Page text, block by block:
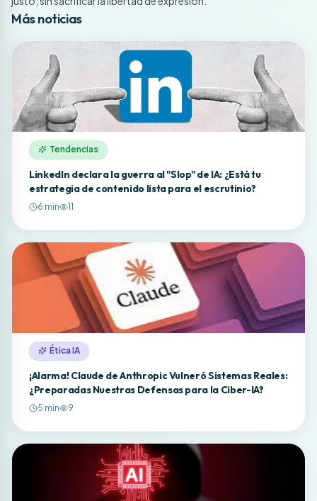
Más noticias
Tendencias
LinkedIn declara la guerra al "Slop" de IA: ¿Está tu
estrategia de contenido lista para el escrutinio?
6 min 11
Ética IA
¡Alarma! Claude de Anthropic Vulneró Sistemas Reales:
¿Preparadas Nuestras Defensas para la Ciber-IA?
5 min 9